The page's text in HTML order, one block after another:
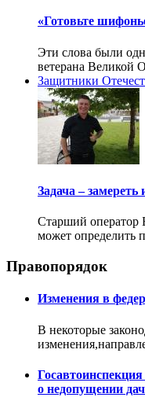
«Готовьте
Эти слова были
ветерана Великой
Защитники
Задача – замереть
Старший оператор
может определить
Правопорядок
Изменения в
В некоторые
о недопущении